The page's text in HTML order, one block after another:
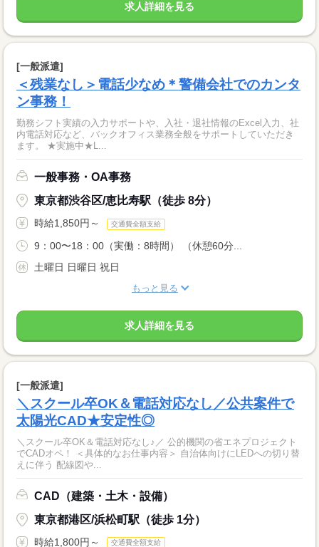
求人詳細を見る
[一般派遣]
＜残業なし＞電話少なめ＊警備会社でのカンタ
ン事務！
勤務シフト実績の入力サポートや、入社・退社情報のExcel入力、社
内電話対応など、バックオフィス業務全般をサポートしていただき
ます。 ★実施中★L...
一般事務・OA事務
東京都渋谷区/恵比寿駅（徒歩 8分）
時給1,850円～ 交通費全額支給
9：00〜18：00（実働：8時間） （休憩60分...
土曜日 日曜日 祝日
もっと見る
求人詳細を見る
[一般派遣]
＼スクール卒OK＆電話対応なし／公共案件で
太陽光CAD★安定性◎
＼スクール卒OK＆電話対応なし♪／ 公的機関の省エネプロジェクト
でCADオペ！ ＜具体的なお仕事内容＞ 自治体向けにLEDへの切り替
えに伴う 配線図や...
CAD（建築・土木・設備）
東京都港区/浜松町駅（徒歩 1分）
時給1,800円～ 交通費全額支給